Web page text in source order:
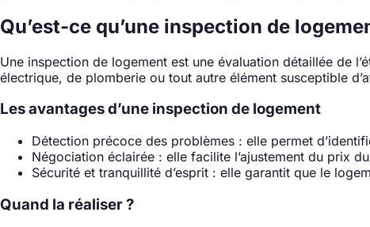
Qu’est-ce qu’une inspection de
Une inspection de logement est une évaluation détaillée de
électrique, de plomberie ou tout autre élément susceptible
Les avantages d’une inspection de logement
Détection précoce des problèmes : elle permet
Négociation éclairée : elle facilite l’ajustement du prix
Sécurité et tranquillité d’esprit : elle garantit que le
Quand la réaliser ?